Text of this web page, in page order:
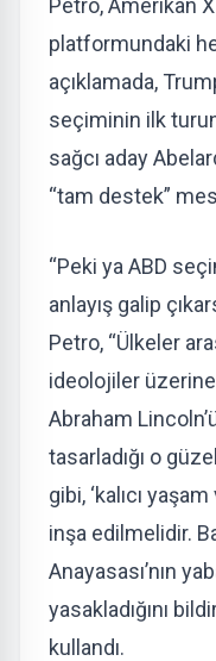
Petro, Amerikan
platformundaki
açıklamada,
seçiminin ilk
sağcı aday
“tam destek”
“Peki ya ABD
anlayış galip
Petro, “Ülkeler
ideolojiler üzerine
Abraham
tasarladığı o
gibi, ‘kalıcı
inşa edilmelidir.
Anayasası’nın
yasakladığını
kullandı.